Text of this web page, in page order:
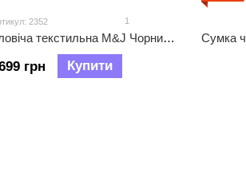
2352 1
Сумка Чоловіча текстильна M&J Чорний 32х25х10 см (2352)
грн Купити